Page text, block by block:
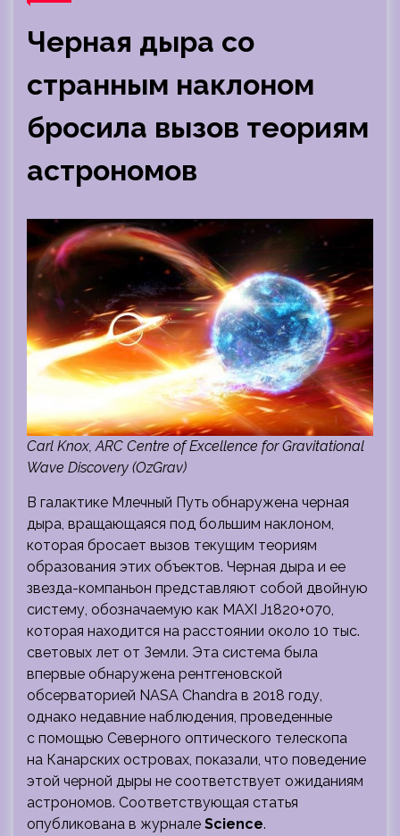
Черная дыра со
странным наклоном
бросила вызов теориям
астрономов
Carl Knox, ARC Centre of Excellence for Gravitational
Wave Discovery (OzGrav)
В галактике Млечный Путь обнаружена черная
дыра, вращающаяся под большим наклоном,
которая бросает вызов текущим теориям
образования этих объектов. Черная дыра и ее
звезда-компаньон представляют собой двойную
систему, обозначаемую как MAXI J1820+070,
которая находится на расстоянии около 10 тыс.
световых лет от Земли. Эта система была
впервые обнаружена рентгеновской
обсерваторией NASA Chandra в 2018 году,
однако недавние наблюдения, проведенные
с помощью Северного оптического телескопа
на Канарских островах, показали, что поведение
этой черной дыры не соответствует ожиданиям
астрономов. Соответствующая статья
опубликована в журнале Science.